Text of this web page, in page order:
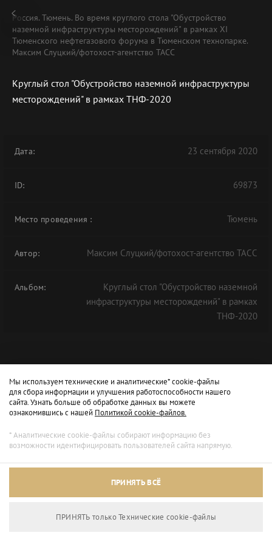
Россия. Тюмень. Во время круглого стола "Обустройство
наземной инфраструктуры месторождений" в рамках XI
Тюменского нефтегазового форума в Тюменском технопарке.
Максим Слуцкий/фотохост-агентство ТАСС
Круглый стол "Обустройство наземной инфраструктуры
месторождений" в рамках ТНФ-2020
Дата: 23 сентября 2020
ID: 69873
Место проведения : Тюмень
Автор: Максим Слуцкий/фотохост-агентство ТАСС
Альбом:
Круглый стол "Обустройство наземной
инфраструктуры месторождений" в рамках
ТНФ-2020
Мы используем технические и аналитические* cookie-файлы
для сбора информации и улучшения работоспособности нашего
сайта. Узнать больше об обработке данных вы можете
ознакомившись с нашей Политикой cookie-файлов.
* Аналитические cookie-файлы собирают информацию без
возможности идентифицировать пользователей сайта напрямую.
ПРИНЯТЬ ВСЁ
ПРИНЯТЬ только Технические сookie-файлы